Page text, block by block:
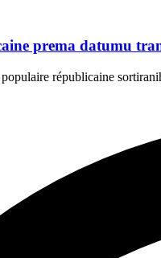
prema datumu
républicaine